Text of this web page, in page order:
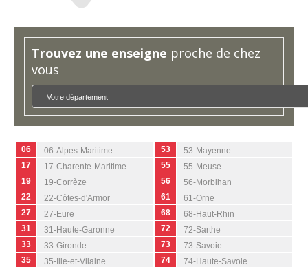
Trouvez une enseigne proche de chez
vous
Votre département
06
06-Alpes-Maritime
17
17-Charente-Maritime
19
19-Corrèze
22
22-Côtes-d'Armor
27
27-Eure
31
31-Haute-Garonne
33
33-Gironde
35
35-Ille-et-Vilaine
53
53-Mayenne
55
55-Meuse
56
56-Morbihan
61
61-Orne
68
68-Haut-Rhin
72
72-Sarthe
73
73-Savoie
74
74-Haute-Savoie